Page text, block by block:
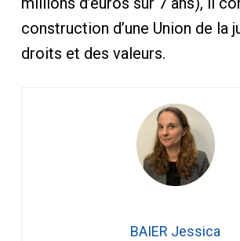
construction d’une Union de la
droits et des valeurs.
BAIER Jessica